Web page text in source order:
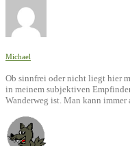
Michael
Ob sinnfrei oder nicht liegt hier
in meinem subjektiven
Wanderweg ist. Man kann